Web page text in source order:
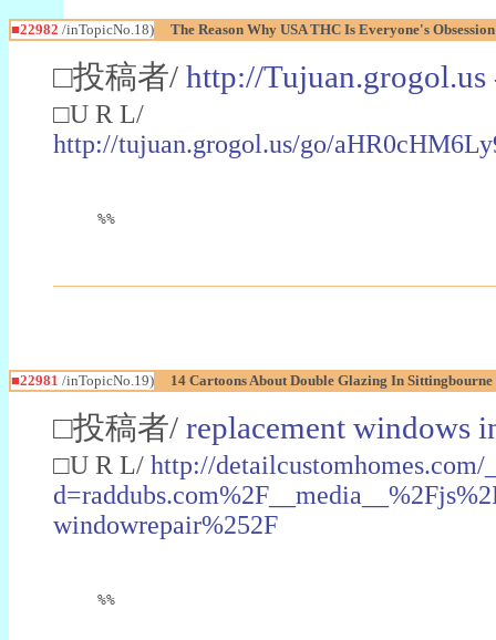
■22982 /inTopicNo.18) The Reason Why USA THC Is Everyone's
□投稿者/ http://Tujuan.grogol.us
□U R L/
http://tujuan.grogol.us/go/
%%
■22981 /inTopicNo.19) 14 Cartoons About Double Glazing In
□投稿者/ replacement windows
□U R L/ http://detailcustomhomes.com/
windowrepair%252F
%%